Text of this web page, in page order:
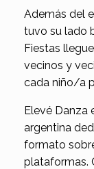
Además del
tuvo su lado
Fiestas
vecinos y
cada niño/a
Elevé Danza
argentina
formato
plataformas.